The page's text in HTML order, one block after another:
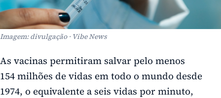
Imagem: divulgação · Vibe News
As vacinas permitiram salvar pelo menos
154 milhões de vidas em todo o mundo desde
1974, o equivalente a seis vidas por minuto,